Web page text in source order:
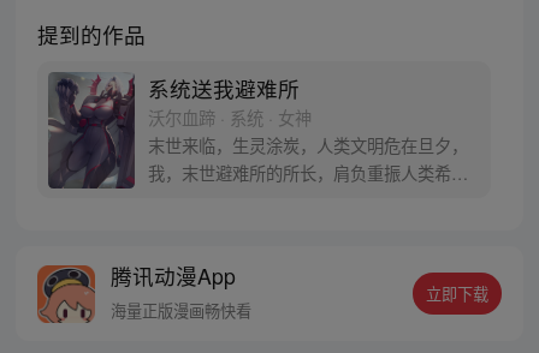
提到的作品
系统送我避难所
沃尔血蹄 · 系统 · 女神
末世来临，生灵涂炭，人类文明危在旦夕，
我，末世避难所的所长，肩负重振人类希望
周三周五周日更新。请大家多多支持血蹄。
腾讯动漫App
海量正版漫画畅快看
立即下载